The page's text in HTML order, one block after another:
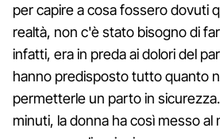
per capire a cosa fossero dovuti
realtà, non c'è stato bisogno di
infatti, era in preda ai dolori del
hanno predisposto tutto quanto
permetterle un parto in
minuti, la donna ha così messo al